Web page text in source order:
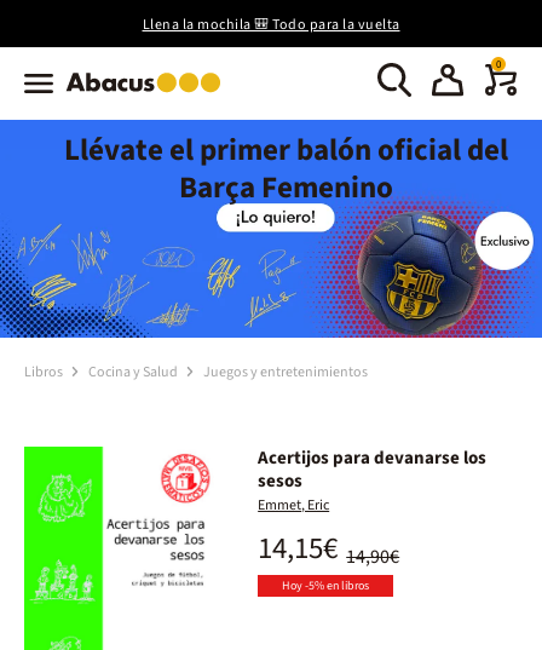
Llena la mochila 🎒 Todo para la vuelta
0
Llévate el primer balón oficial del
Barça Femenino
Libros Cocina y Salud Juegos y entretenimientos
Acertijos para devanarse los
sesos
Emmet, Eric
14,90€
14,15€
Hoy -5% en libros